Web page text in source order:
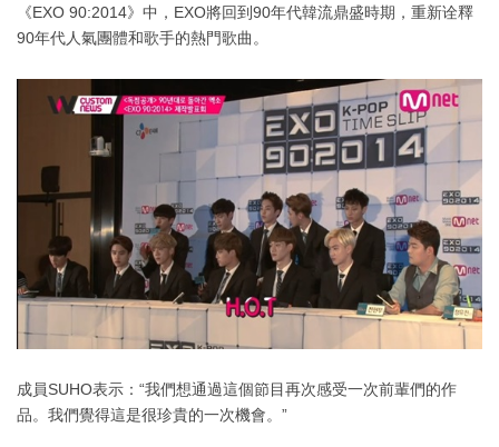
《EXO 90:2014》中，EXO將回到90年代韓流鼎盛時期，重新诠釋
90年代人氣團體和歌手的熱門歌曲。
成員SUHO表示：“我們想通過這個節目再次感受一次前輩們的作
品。我們覺得這是很珍貴的一次機會。”